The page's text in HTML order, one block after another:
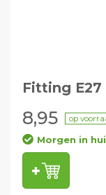
Fitting
8,95 op
Morgen in